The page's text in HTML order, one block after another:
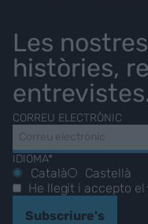
Les
històries,
CORREU ELECTRÒNIC
IDIOMA*
Català
Castellà
He llegit i accepto el
Subscriure's